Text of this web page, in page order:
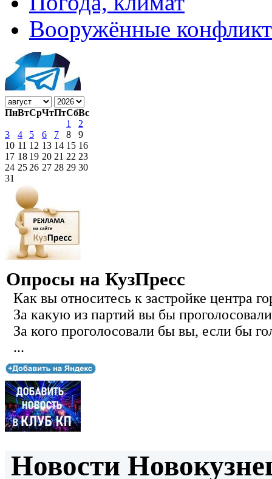
Вооружённые
ПнВтСрЧтПтСбВс
1
2
3
4 5 6 7 8
9
10 11 12 13 14 15 16
17 18 19 20 21 22 23
24 25 26 27 28 29 30
31
Опросы на КузПресс
Как вы относитесь к застройке центра
За какую из партий вы бы
За кого проголосовали бы вы, если бы
...
Новости